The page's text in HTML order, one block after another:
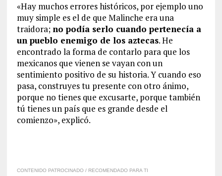
«Hay muchos errores históricos, por ejemplo uno
muy simple es el de que Malinche era una
traidora; no podía serlo cuando pertenecía a
un pueblo enemigo de los aztecas. He
encontrado la forma de contarlo para que los
mexicanos que vienen se vayan con un
sentimiento positivo de su historia. Y cuando eso
pasa, construyes tu presente con otro ánimo,
porque no tienes que excusarte, porque también
tú tienes un país que es grande desde el
comienzo», explicó.
CONTENIDO PATROCINADO / RECOMENDADO PARA TI